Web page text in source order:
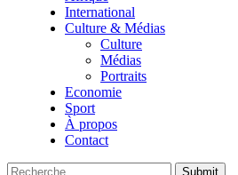
International
Culture & Médias
Culture
Médias
Portraits
Economie
Sport
À propos
Contact
Submit